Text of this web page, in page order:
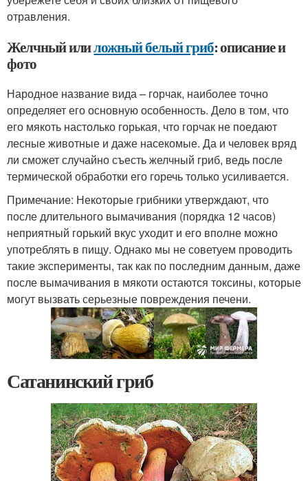
отравления.
Желчный илиложный белый гриб: описание и
фото
Народное название вида – горчак, наиболее точно
определяет его основную особенность. Дело в том, что
его мякоть настолько горькая, что горчак не поедают
лесные животные и даже насекомые. Да и человек вряд
ли сможет случайно съесть желчный гриб, ведь после
термической обработки его горечь только усиливается.
Примечание: Некоторые грибники утверждают, что
после длительного вымачивания (порядка 12 часов)
неприятный горький вкус уходит и его вполне можно
употреблять в пищу. Однако мы не советуем проводить
такие эксперименты, так как по последним данным, даже
после вымачивания в мякоти остаются токсины, которые
могут вызвать серьезные повреждения печени.
Сатанинский гриб